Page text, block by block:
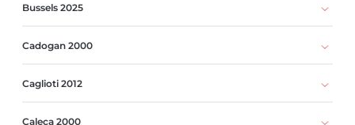
Bussels 2025
Cadogan 2000
Caglioti 2012
Caleca 2000